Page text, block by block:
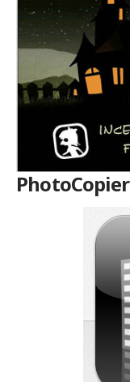
PhotoCopier